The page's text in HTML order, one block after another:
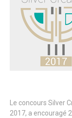
Le concours Silver
2017, a encouragé